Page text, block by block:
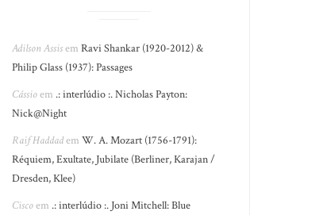
Adilson AssisemRavi Shankar (1920-2012) &
Philip Glass (1937): Passages
Cássioem .: interlúdio :. Nicholas Payton:
Nick@Night
Raif HaddademW. A. Mozart (1756-1791):
Réquiem, Exultate, Jubilate (Berliner, Karajan /
Dresden, Klee)
Ciscoem .: interlúdio :. Joni Mitchell: Blue